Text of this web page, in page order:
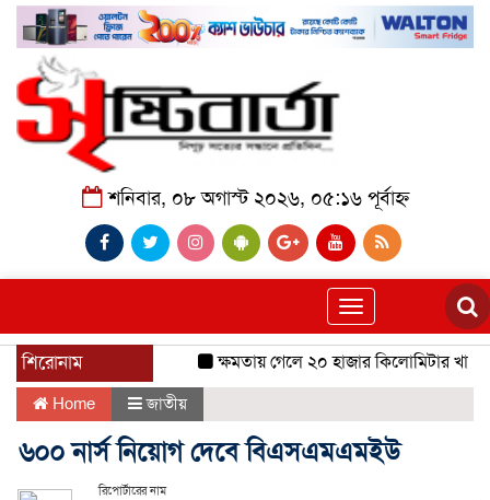
শনিবার, ০৮ অগাস্ট ২০২৬, ০৫:১৬ পূর্বাহ্ন
Toggle
navigation
শিরোনাম ক্ষমতায় গেলে ২০ হাজার কিলোমিটার খাল
Home জাতীয়
৬০০ নার্স নিয়োগ দেবে বিএসএমএমইউ
রিপোর্টারের নাম